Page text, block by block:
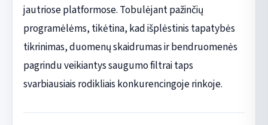
jautriose platformose. Tobulėjant pažinčių
programėlėms, tikėtina, kad išplėstinis tapatybės
tikrinimas, duomenų skaidrumas ir bendruomenės
pagrindu veikiantys saugumo filtrai taps
svarbiausiais rodikliais konkurencingoje rinkoje.